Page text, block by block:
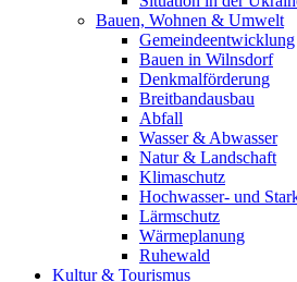
Bauen, Wohnen & Umwelt
Gemeindeentwicklung
Bauen in Wilnsdorf
Denkmalförderung
Breitbandausbau
Abfall
Wasser & Abwasser
Natur & Landschaft
Klimaschutz
Hochwasser- und
Lärmschutz
Wärmeplanung
Ruhewald
Kultur & Tourismus